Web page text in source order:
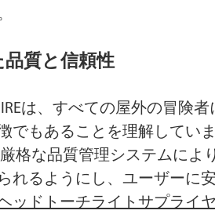
品質と信頼性
は、すべての屋外の冒険
でもあることを理解してい
格な品質管理システムによ
れるようにし、ユーザーに
ッドトーチライトサプライ